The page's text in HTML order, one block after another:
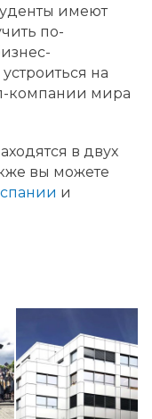
имеют
по-
на
компании мира
в двух
вы можете
и